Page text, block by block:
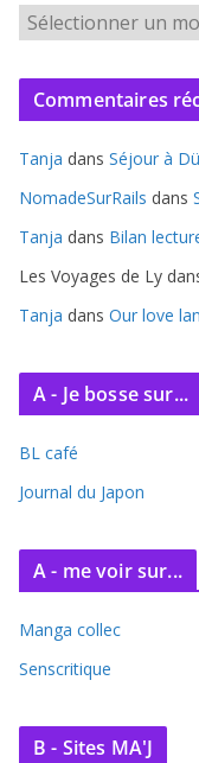
c
v
e
s
Commentaires
Tanja dans Séjour à
NomadeSurRails dans
Tanja dans Bilan
Les Voyages de Ly
Tanja dans Our love
A - Je bosse sur...
BL café
Journal du Japon
A - me voir sur...
Manga collec
Senscritique
B - Sites MA'J